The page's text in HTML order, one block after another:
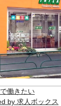
働きたい
by 求人ボックス